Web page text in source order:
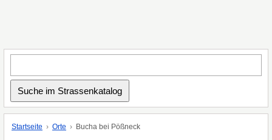
Startseite Orte Bucha bei Pößneck